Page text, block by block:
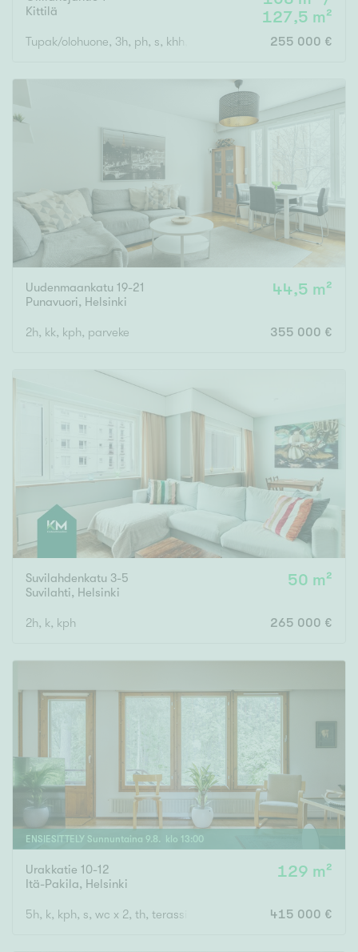
Kittilä
127,5 m²
Tupak/olohuone, 3h, ph, s, khh, et, 2wc 255 000 €
Uudenmaankatu 19-21
Punavuori, Helsinki
44,5 m²
2h, kk, kph, parveke 355 000 €
Suvilahdenkatu 3-5
Suvilahti, Helsinki
50 m²
2h, k, kph 265 000 €
ENSIESITTELY Sunnuntaina 9.8. klo 13:00
Urakkatie 10-12
Itä-Pakila, Helsinki
129 m²
5h, k, kph, s, wc x 2, th, terassiparveke, vilpola, piha,415 000 €